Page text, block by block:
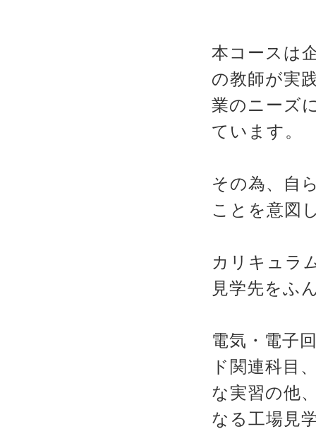
本コースは
の教師が実
業のニーズ
ています。
その為、自
ことを意図
カリキュラ
見学先をふ
電気・電子
ド関連科目
な実習の他
なる工場見